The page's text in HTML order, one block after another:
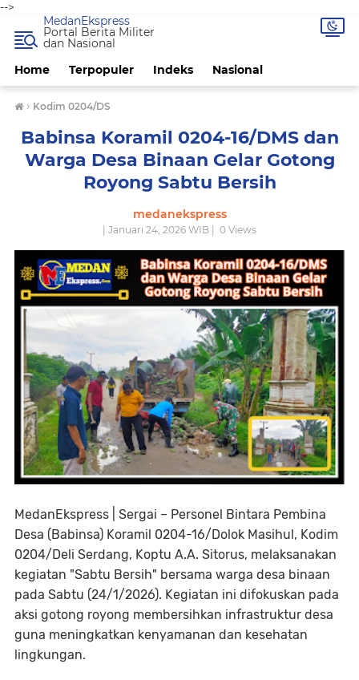
-->
Home Terpopuler Indeks Nasional
MedanEkspress
Portal Berita Militer
dan Nasional
› Kodim 0204/DS
Babinsa Koramil 0204-16/DMS dan
Warga Desa Binaan Gelar Gotong
Royong Sabtu Bersih
medanekspress
| Januari 24, 2026 WIB | 0 Views
MedanEkspress | Sergai – Personel Bintara Pembina
Desa (Babinsa) Koramil 0204-16/Dolok Masihul, Kodim
0204/Deli Serdang, Koptu A.A. Sitorus, melaksanakan
kegiatan "Sabtu Bersih" bersama warga desa binaan
pada Sabtu (24/1/2026). Kegiatan ini difokuskan pada
aksi gotong royong membersihkan infrastruktur desa
guna meningkatkan kenyamanan dan kesehatan
lingkungan.